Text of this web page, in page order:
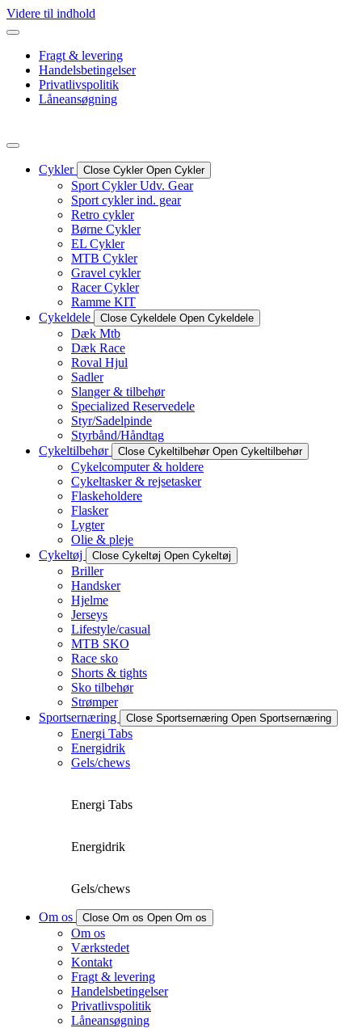
Videre til indhold
Fragt & levering
Handelsbetingelser
Privatlivspolitik
Låneansøgning
Cykler Close Cykler Open Cykler
Sport Cykler Udv. Gear
Sport cykler ind. gear
Retro cykler
Børne Cykler
EL Cykler
MTB Cykler
Gravel cykler
Racer Cykler
Ramme KIT
Cykeldele
Close Cykeldele Open Cykeldele
Dæk Mtb
Dæk Race
Roval Hjul
Sadler
Slanger & tilbehør
Specialized Reservedele
Styr/Sadelpinde
Styrbånd/Håndtag
Cykeltilbehør
Close Cykeltilbehør Open Cykeltilbehør
Cykelcomputer & holdere
Cykeltasker & rejsetasker
Flaskeholdere
Flasker
Lygter
Olie & pleje
Cykeltøj
Close Cykeltøj Open Cykeltøj
Briller
Handsker
Hjelme
Jerseys
Lifestyle/casual
MTB SKO
Race sko
Shorts & tights
Sko tilbehør
Strømper
Sportsernæring
Close Sportsernæring Open Sportsernæring
Energi Tabs
Energidrik
Gels/chews
Energi Tabs
Energidrik
Gels/chews
Om os Close Om os Open Om os
Om os
Værkstedet
Kontakt
Fragt & levering
Handelsbetingelser
Privatlivspolitik
Låneansøgning